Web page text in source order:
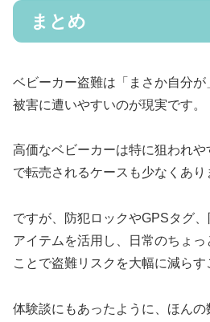
まとめ
ベビーカー盗難は「まさか自分
被害に遭いやすいのが現実です。
高価なベビーカーは特に狙われ
で転売されるケースも少なくあり
ですが、防犯ロックやGPSタグ
アイテムを活用し、日常のちょ
ことで盗難リスクを大幅に減らす
体験談にもあったように、ほん